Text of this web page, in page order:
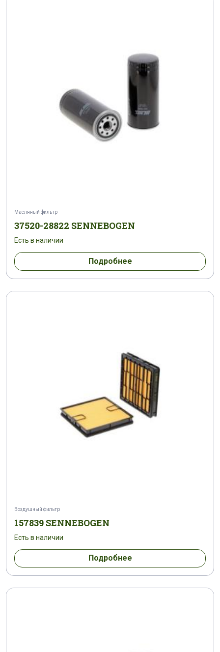
Масляный фильтр
37520-28822 SENNEBOGEN
Есть в наличии
Подробнее
Воздушный фильтр
157839 SENNEBOGEN
Есть в наличии
Подробнее